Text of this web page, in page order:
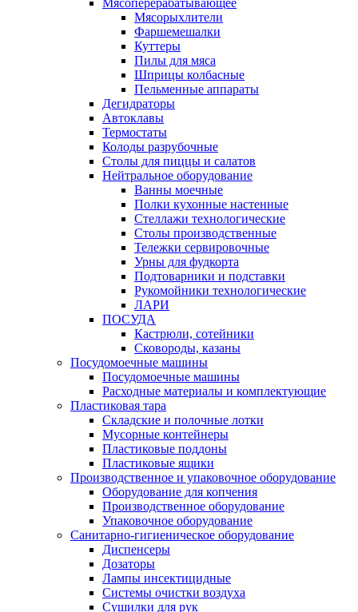
Мясоперерабатывающее
Мясорыхлители
Фаршемешалки
Куттеры
Пилы для мяса
Шприцы колбасные
Пельменные аппараты
Дегидраторы
Автоклавы
Термостаты
Колоды разрубочные
Столы для пиццы и салатов
Нейтральное оборудование
Ванны моечные
Полки кухонные настенные
Стеллажи технологические
Столы производственные
Тележки сервировочные
Урны для фудкорта
Подтоварники и подставки
Рукомойники технологические
ЛАРИ
ПОСУДА
Кастрюли, сотейники
Сковороды, казаны
Посудомоечные машины
Посудомоечные машины
Расходные материалы и комплектующие
Пластиковая тара
Складские и полочные лотки
Мусорные контейнеры
Пластиковые поддоны
Пластиковые ящики
Производственное и упаковочное оборудование
Оборудование для копчения
Производственное оборудование
Упаковочное оборудование
Санитарно-гигиеническое оборудование
Диспенсеры
Дозаторы
Лампы инсектицидные
Системы очистки воздуха
Сушилки для рук